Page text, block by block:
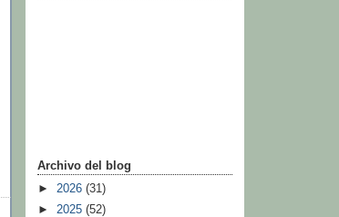
Archivo del blog
► 2026 (31)
► 2025 (52)